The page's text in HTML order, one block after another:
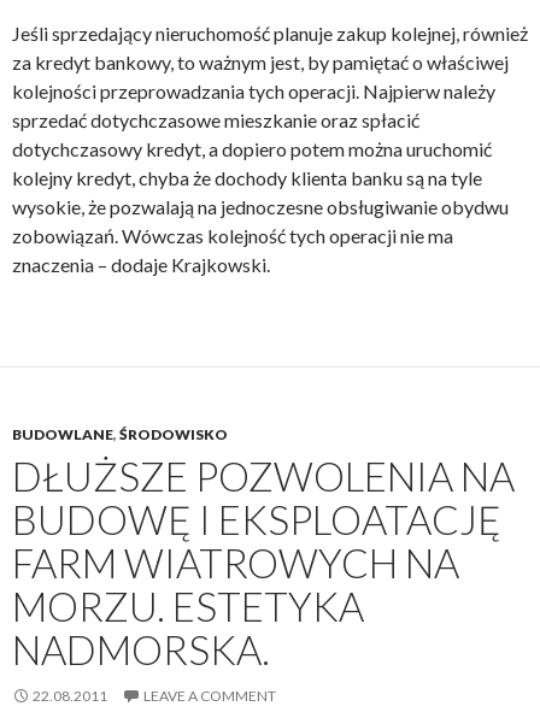
Jeśli sprzedający nieruchomość planuje zakup kolejnej, również
za kredyt bankowy, to ważnym jest, by pamiętać o właściwej
kolejności przeprowadzania tych operacji. Najpierw należy
sprzedać dotychczasowe mieszkanie oraz spłacić
dotychczasowy kredyt, a dopiero potem można uruchomić
kolejny kredyt, chyba że dochody klienta banku są na tyle
wysokie, że pozwalają na jednoczesne obsługiwanie obydwu
zobowiązań. Wówczas kolejność tych operacji nie ma
znaczenia – dodaje Krajkowski.
BUDOWLANE, ŚRODOWISKO
DŁUŻSZE POZWOLENIA NA
BUDOWĘ I EKSPLOATACJĘ
FARM WIATROWYCH NA
MORZU. ESTETYKA
NADMORSKA.
22.08.2011 LEAVE A COMMENT